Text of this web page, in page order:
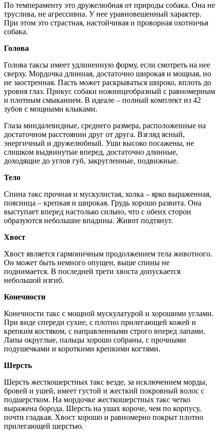
По темпераменту это дружелюбная от природы собака. Она не
труслива, не агрессивна. У нее уравновешенный характер.
При этом это страстная, настойчивая и проворная охотничья
собака.
Голова
Голова таксы имеет удлиненную форму, если смотреть на нее
сверху. Мордочка длинная, достаточно широкая и мощная, но
не заостренная. Пасть может раскрываться широко, вплоть до
уровня глаз. Прикус собаки ножницеобразный с равномерным
и плотным смыканием. В идеале – полный комплект из 42
зубов с мощными клыками.
Глаза миндалевидные, среднего размера, расположенные на
достаточном расстоянии друг от друга. Взгляд ясный,
энергичный и дружелюбный. Уши высоко посажены, не
слишком выдвинутые вперед, достаточно длинные,
доходящие до углов губ, закругленные, подвижные.
Тело
Спина такс прочная и мускулистая, холка – ярко выраженная,
поясница – крепкая и широкая. Грудь хорошо развита. Она
выступает вперед настолько сильно, что с обеих сторон
образуются небольшие впадины. Живот подтянут.
Хвост
Хвост является гармоничным продолжением тела животного.
Он может быть немного опущен, выше спины не
поднимается. В последней трети хвоста допускается
небольшой изгиб.
Конечности
Конечности такс с мощной мускулатурой и хорошими углами.
При виде спереди сухие, с плотно прилегающей кожей и
крепким костяком, с направленными строго вперед лапами.
Лапы округлые, пальцы хорошо собраны, с прочными
подушечками и короткими крепкими когтями.
Шерсть
Шерсть жесткошерстных такс везде, за исключением морды,
бровей и ушей, имеет густой и жесткий покровный волос с
подшерстком. На мордочке жесткошерстных такс четко
выражена борода. Шерсть на ушах короче, чем по корпусу,
почти гладкая. Хвост хорошо и равномерно покрыт плотно
прилегающей шерстью.